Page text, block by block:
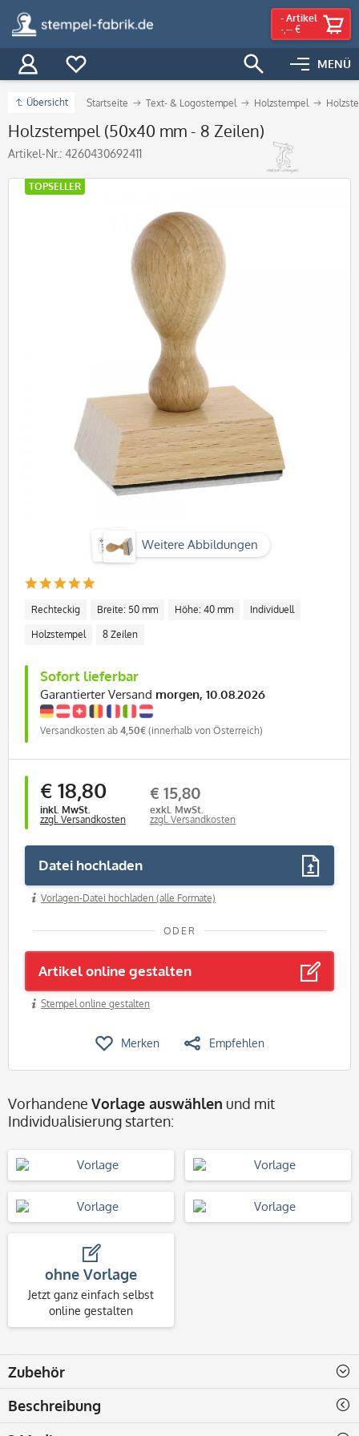
MENÜ
- Artikel
-,-- €
Übersicht Startseite Text- & Logostempel Holzstempel
Holzstempel (50x40 mm - 8 Zeilen)
Artikel-Nr.: 4260430692411
Weitere Abbildungen
TOPSELLER
Rechteckig Breite: 50 mm Höhe: 40 mm Individuell
Holzstempel 8 Zeilen
Sofort lieferbar
Garantierter Versand morgen, 10.08.2026
Versandkosten ab 4,50€ (innerhalb von Österreich)
€ 18,80
inkl. MwSt.
zzgl. Versandkosten
€ 15,80
exkl. MwSt.
zzgl. Versandkosten
Datei hochladen
Vorlagen-Datei hochladen (alle Formate)
ODER
Artikel online gestalten
Stempel online gestalten
Merken Empfehlen
Vorhandene Vorlage auswählen und mit
Individualisierung starten:
ohne Vorlage
Jetzt ganz einfach selbst
online gestalten
Zubehör
Beschreibung